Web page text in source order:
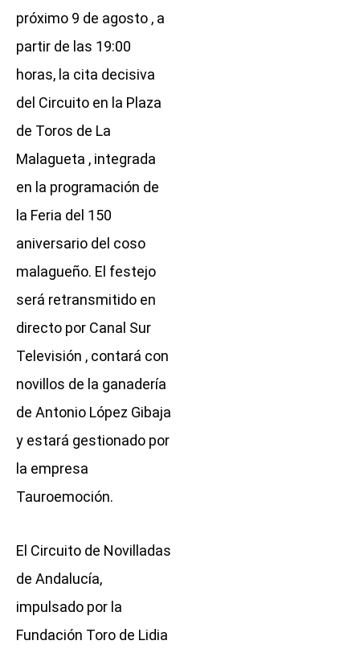
próximo 9 de agosto , a
partir de las 19:00
horas, la cita decisiva
del Circuito en la Plaza
de Toros de La
Malagueta , integrada
en la programación de
la Feria del 150
aniversario del coso
malagueño. El festejo
será retransmitido en
directo por Canal Sur
Televisión , contará con
novillos de la ganadería
de Antonio López Gibaja
y estará gestionado por
la empresa
Tauroemoción.
El Circuito de Novilladas
de Andalucía,
impulsado por la
Fundación Toro de Lidia